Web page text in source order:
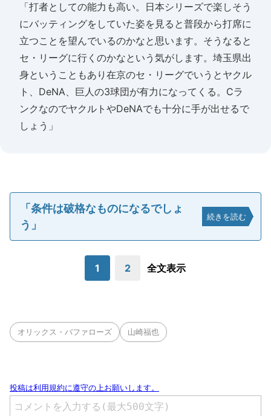
「打者としての能力も高い。日本シリーズで楽しそう
にバッティングをしていた姿を見ると普段から打席に
立つことを望んでいるのかなと思います。そうなると
セ・リーグに行くのかなという気がします。埼玉県出
身ということもあり在京のセ・リーグでいうとヤクル
ト、DeNA、巨人の3球団が有力になってくる。Cラ
ンクなのでヤクルトやDeNAでも十分に手が出せるで
しょう」
「条件は破格なものになるでしょ
う」
続きを読む
1 2 全文表示
オリックス・バファローズ 山崎福也